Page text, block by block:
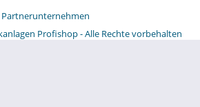
Partnerunternehmen
Profishop - Alle Rechte vorbehalten